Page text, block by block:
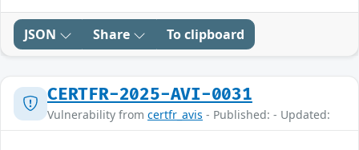
JSON Share To clipboard
CERTFR-2025-AVI-0031
Vulnerability from certfr_avis - Published: - Updated: